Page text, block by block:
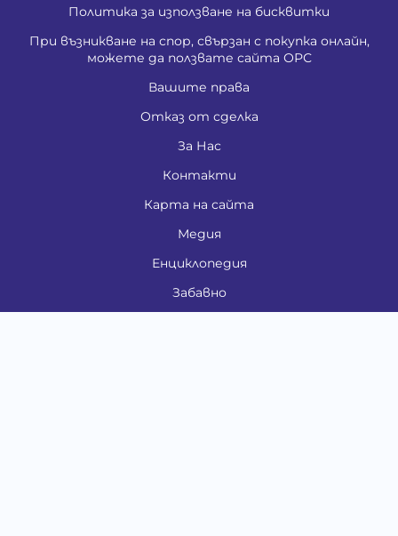
Политика за използване на бисквитки
При възникване на спор, свързан с покупка онлайн,
можете да ползвате сайта ОРС
Вашите права
Отказ от сделка
За Нас
Контакти
Карта на сайта
Медия
Енциклопедия
Забавно